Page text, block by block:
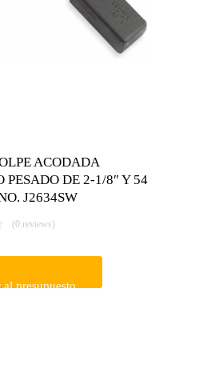
ACODADA
PESADO DE 2-1/8″ Y 54
J2634SW
(0 reviews)
presupuesto